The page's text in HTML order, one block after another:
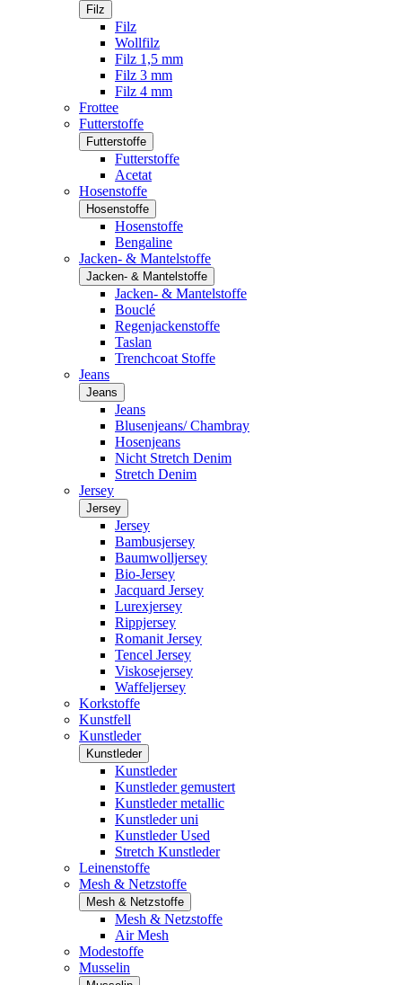
Filz
Filz
Wollfilz
Filz 1,5 mm
Filz 3 mm
Filz 4 mm
Frottee
Futterstoffe
Futterstoffe
Futterstoffe
Acetat
Hosenstoffe
Hosenstoffe
Hosenstoffe
Bengaline
Jacken- & Mantelstoffe
Jacken- & Mantelstoffe
Jacken- & Mantelstoffe
Bouclé
Regenjackenstoffe
Taslan
Trenchcoat Stoffe
Jeans
Jeans
Jeans
Blusenjeans/ Chambray
Hosenjeans
Nicht Stretch Denim
Stretch Denim
Jersey
Jersey
Jersey
Bambusjersey
Baumwolljersey
Bio-Jersey
Jacquard Jersey
Lurexjersey
Rippjersey
Romanit Jersey
Tencel Jersey
Viskosejersey
Waffeljersey
Korkstoffe
Kunstfell
Kunstleder
Kunstleder
Kunstleder
Kunstleder gemustert
Kunstleder metallic
Kunstleder uni
Kunstleder Used
Stretch Kunstleder
Leinenstoffe
Mesh & Netzstoffe
Mesh & Netzstoffe
Mesh & Netzstoffe
Air Mesh
Modestoffe
Musselin